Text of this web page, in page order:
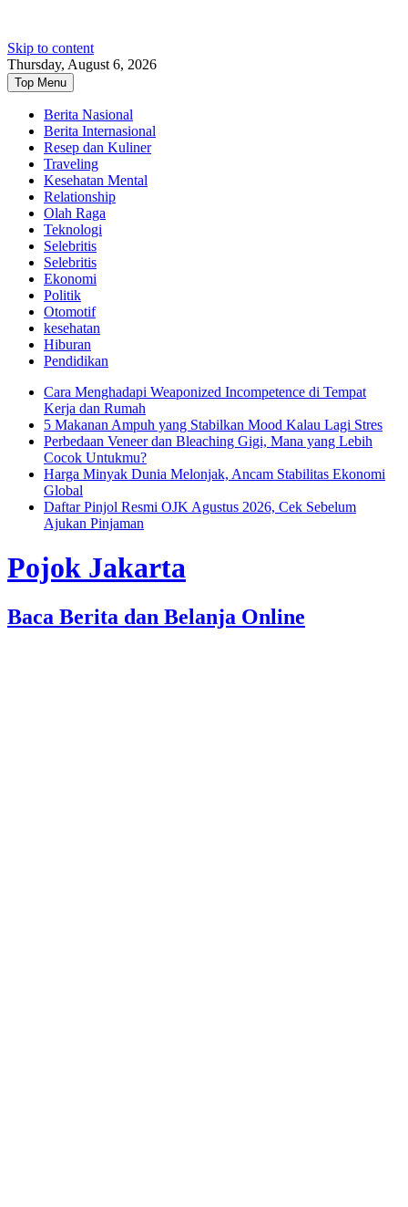
Skip to content
Thursday, August 6, 2026
Top Menu
Berita Nasional
Berita Internasional
Resep dan Kuliner
Traveling
Kesehatan Mental
Relationship
Olah Raga
Teknologi
Selebritis
Selebritis
Ekonomi
Politik
Otomotif
kesehatan
Hiburan
Pendidikan
Cara Menghadapi Weaponized Incompetence di Tempat
Kerja dan Rumah
5 Makanan Ampuh yang Stabilkan Mood Kalau Lagi Stres
Perbedaan Veneer dan Bleaching Gigi, Mana yang Lebih
Cocok Untukmu?
Harga Minyak Dunia Melonjak, Ancam Stabilitas Ekonomi
Global
Daftar Pinjol Resmi OJK Agustus 2026, Cek Sebelum
Ajukan Pinjaman
Pojok Jakarta
Baca Berita dan Belanja Online